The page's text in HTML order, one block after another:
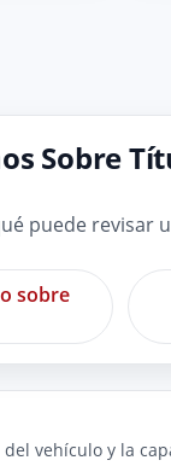
Sobre
puede revisar
sobre
vehículo y la